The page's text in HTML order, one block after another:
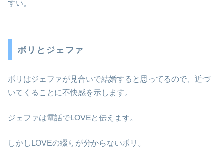
すい。
ボリとジェファ
ボリはジェファが見合いで結婚すると思ってるので、近づ
いてくることに不快感を示します。
ジェファは電話でLOVEと伝えます。
しかしLOVEの綴りが分からないボリ。